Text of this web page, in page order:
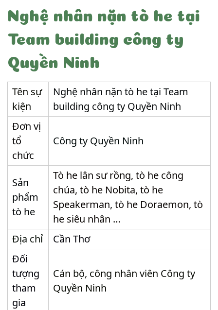
Nghệ nhân nặn tò he tại
Team building công ty
Quyền Ninh
Tên sự
kiện
Nghệ nhân nặn tò he tại Team
building công ty Quyền Ninh
Đơn vị
tổ
chức
Công ty Quyền Ninh
Sản
phẩm
tò he
Tò he lân sư rồng, tò he công
chúa, tò he Nobita, tò he
Speakerman, tò he Doraemon, tò
he siêu nhân …
Địa chỉ
Cần Thơ
Đối
tượng
tham
gia
Cán bộ, công nhân viên Công ty
Quyền Ninh